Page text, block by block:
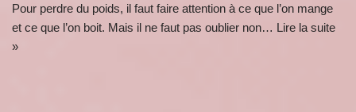
Pour perdre du poids, il faut faire attention à ce que l’on mange
et ce que l’on boit. Mais il ne faut pas oublier non… Lire la suite
»